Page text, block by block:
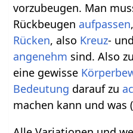
vorzubeugen. Man
Rückbeugen aufpassen
Rücken, also Kreuz- und
angenehm sind. Also
eine gewisse
Bedeutung darauf zu
machen kann und was (